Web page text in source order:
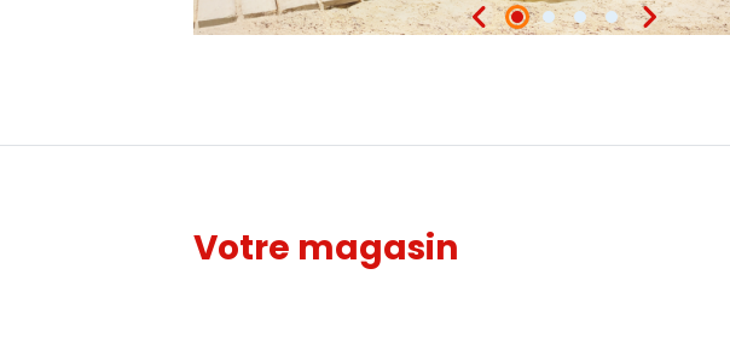
Votre magasin